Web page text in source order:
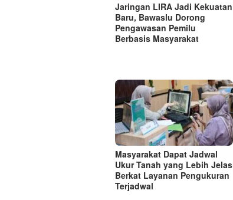
Jaringan LIRA Jadi Kekuatan
Baru, Bawaslu Dorong
Pengawasan Pemilu
Berbasis Masyarakat
Masyarakat Dapat Jadwal
Ukur Tanah yang Lebih Jelas
Berkat Layanan Pengukuran
Terjadwal